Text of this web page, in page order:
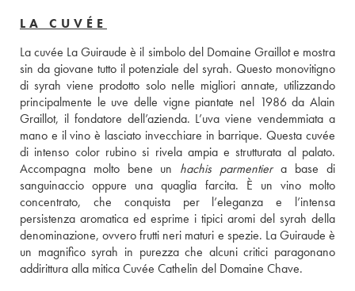
LA CUVÉE
La cuvée La Guiraude è il simbolo del Domaine Graillot e mostra
sin da giovane tutto il potenziale del syrah. Questo monovitigno
di syrah viene prodotto solo nelle migliori annate, utilizzando
principalmente le uve delle vigne piantate nel 1986 da Alain
Graillot, il fondatore dell’azienda. L’uva viene vendemmiata a
mano e il vino è lasciato invecchiare in barrique. Questa cuvée
di intenso color rubino si rivela ampia e strutturata al palato.
Accompagna molto bene un hachis parmentier a base di
sanguinaccio oppure una quaglia farcita. È un vino molto
concentrato, che conquista per l’eleganza e l’intensa
persistenza aromatica ed esprime i tipici aromi del syrah della
denominazione, ovvero frutti neri maturi e spezie. La Guiraude è
un magnifico syrah in purezza che alcuni critici paragonano
addirittura alla mitica Cuvée Cathelin del Domaine Chave.